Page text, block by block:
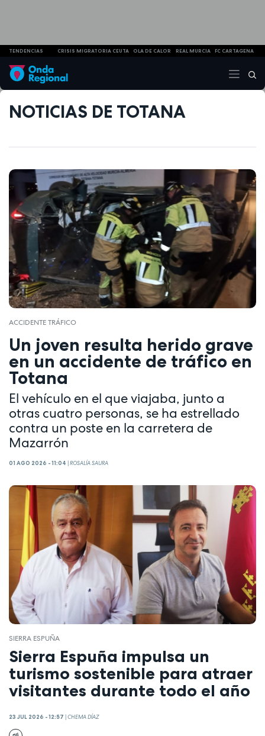
TENDENCIAS CRISIS MIGRATORIA CEUTA OLA DE CALOR REAL MURCIA FC CARTAGENA
NOTICIAS DE TOTANA
ACCIDENTE TRÁFICO
Un joven resulta herido grave
en un accidente de tráfico en
Totana
El vehículo en el que viajaba, junto a
otras cuatro personas, se ha estrellado
contra un poste en la carretera de
Mazarrón
01 AGO 2026 - 11:04 |ROSALÍA SAURA
SIERRA ESPUÑA
Sierra Espuña impulsa un
turismo sostenible para atraer
visitantes durante todo el año
23 JUL 2026 - 12:57 |CHEMA DÍAZ